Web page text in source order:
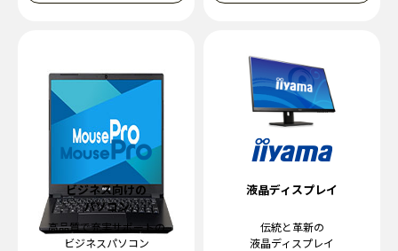
ビジネス向けの
パソコン
高品質で充実サポートの
ビジネスパソコン
液晶ディスプレイ
伝統と革新の
液晶ディスプレイ